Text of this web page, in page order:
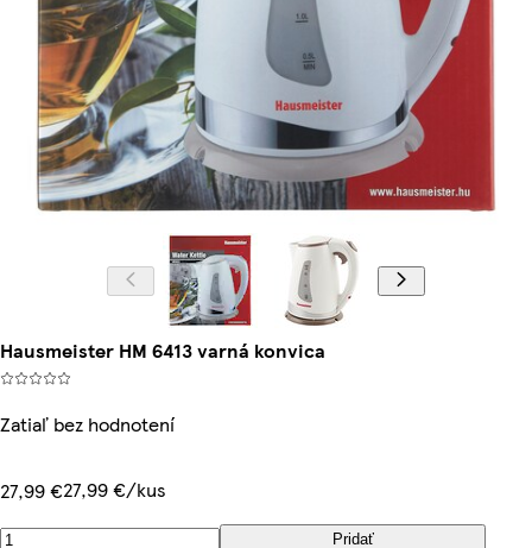
Hausmeister HM 6413 varná konvica
Zatiaľ bez hodnotení
27,99 €27,99 €/kus
Pridať